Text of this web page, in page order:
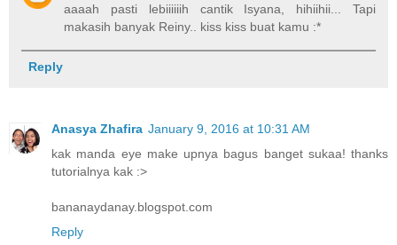
aaaah pasti lebiiiiiih cantik Isyana, hihiihii... Tapi
makasih banyak Reiny.. kiss kiss buat kamu :*
Reply
Anasya Zhafira January 9, 2016 at 10:31 AM
kak manda eye make upnya bagus banget sukaa! thanks
tutorialnya kak :>
bananaydanay.blogspot.com
Reply